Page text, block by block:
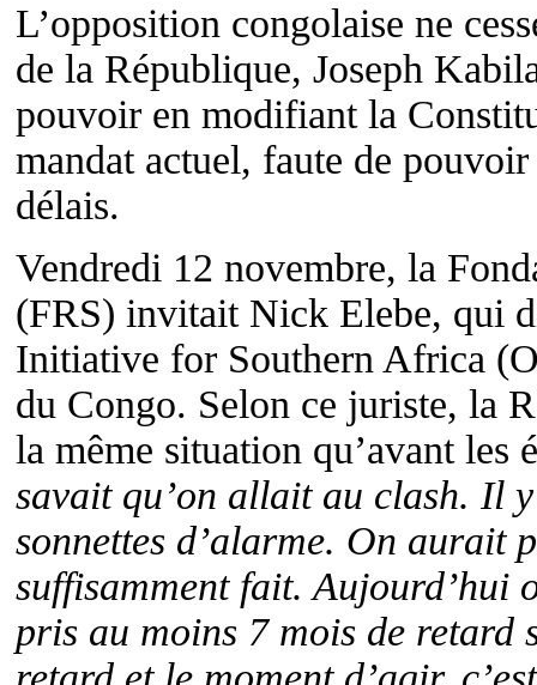
L’opposition congolaise ne
de la République, Joseph
pouvoir en modifiant la
mandat actuel, faute de
délais.
Vendredi 12 novembre, la
(FRS) invitait Nick Elebe, qui
Initiative for Southern Africa
du Congo. Selon ce juriste, la
la même situation qu’avant les
savait qu’on allait au clash. Il
sonnettes d’alarme. On aurait
suffisamment fait. Aujourd’hui
pris au moins 7 mois de retard